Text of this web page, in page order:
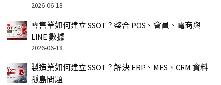
2026-06-18
零售業如何建立 SSOT？整合 POS、會員、電商與
LINE 數據
2026-06-18
製造業如何建立 SSOT？解決 ERP、MES、CRM 資料
孤島問題